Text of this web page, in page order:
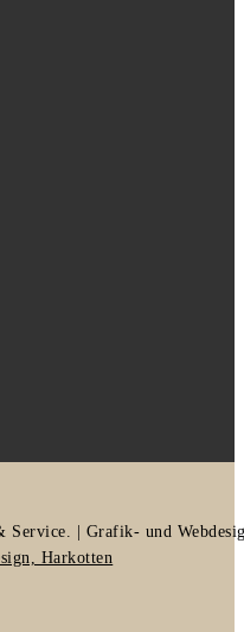
| Grafik- und
Harkotten